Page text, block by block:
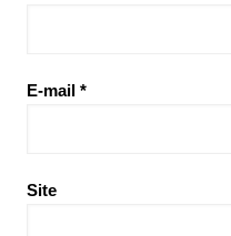
E-mail *
Site